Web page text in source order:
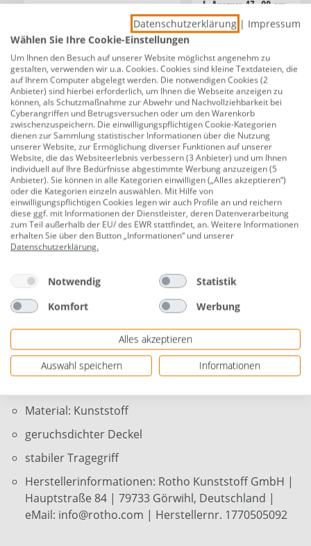
L, Auszug: 47 -98 cm
Beschreibung
Rotho Komposteimer Bio 5 L misletoe
green
Produktnummer:0655401074
Der Rotho Komposteimer BIO passt in jede Ecke Ihrer
Küche, besticht dabei mit seinem kompakten Format
und bewahrt Sie vor austretenden Gerüchen aufgrund
seines geruchshemmenden Deckels. Geben Sie einfach
jegliche Kompostabfälle in den Eimer. Sobald er voll ist,
Kompost oder in der Biotonne, ohne dabei von
unangenehmen Gerüchen oder gar Insekten belästigt
zu werden. Aufgrund seines praktischen Tragegriffs
bleiben Ihre Hände beim Transportieren sauber.
Maße: 21 x 20 x 18 cm (L x B x H)
Material: Kunststoff
geruchsdichter Deckel
stabiler Tragegriff
Herstellerinformationen: Rotho Kunststoff GmbH |
Hauptstraße 84 | 79733 Görwihl, Deutschland |
eMail: info@rotho.com | Herstellernr. 1770505092
Datenschutzerklärung | Impressum
Wählen Sie Ihre Cookie-Einstellungen
Um Ihnen den Besuch auf unserer Website möglichst angenehm zu
gestalten, verwenden wir u.a. Cookies. Cookies sind kleine Textdateien, die
auf Ihrem Computer abgelegt werden. Die notwendigen Cookies (2
Anbieter) sind hierbei erforderlich, um Ihnen die Webseite anzeigen zu
können, als Schutzmaßnahme zur Abwehr und Nachvollziehbarkeit bei
Cyberangriffen und Betrugsversuchen oder um den Warenkorb
zwischenzuspeichern. Die einwilligungspflichtigen Cookie-Kategorien
dienen zur Sammlung statistischer Informationen über die Nutzung
unserer Website, zur Ermöglichung diverser Funktionen auf unserer
Website, die das Websiteerlebnis verbessern (3 Anbieter) und um Ihnen
individuell auf Ihre Bedürfnisse abgestimmte Werbung anzuzeigen (5
Anbieter). Sie können in alle Kategorien einwilligen („Alles akzeptieren“)
oder die Kategorien einzeln auswählen. Mit Hilfe von
einwilligungspflichtigen Cookies legen wir auch Profile an und reichern
diese ggf. mit Informationen der Dienstleister, deren Datenverarbeitung
zum Teil außerhalb der EU/ des EWR stattfindet, an. Weitere Informationen
erhalten Sie über den Button „Informationen“ und unserer
Datenschutzerklärung.
Notwendig
Statistik
Komfort
Werbung
Alles akzeptieren
Auswahl speichern
Informationen